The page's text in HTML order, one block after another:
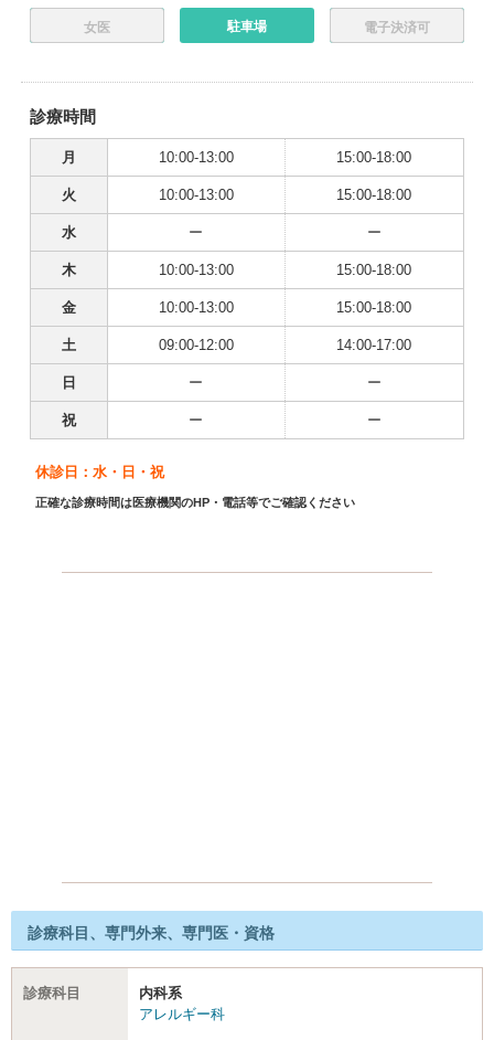
女医 駐車場 電子決済可
診療時間
月 10:00-13:00 15:00-18:00
火 10:00-13:00 15:00-18:00
水 ー ー
木 10:00-13:00 15:00-18:00
金 10:00-13:00 15:00-18:00
土 09:00-12:00 14:00-17:00
日 ー ー
祝 ー ー
休診日：水・日・祝
正確な診療時間は医療機関のHP・電話等でご確認ください
診療科目、専門外来、専門医・資格
診療科目
内科系
アレルギー科